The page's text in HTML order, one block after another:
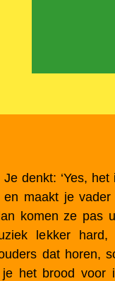
denkt: ‘Yes, het
maakt je vader
komen ze pas
lekker hard,
dat horen,
het brood voor